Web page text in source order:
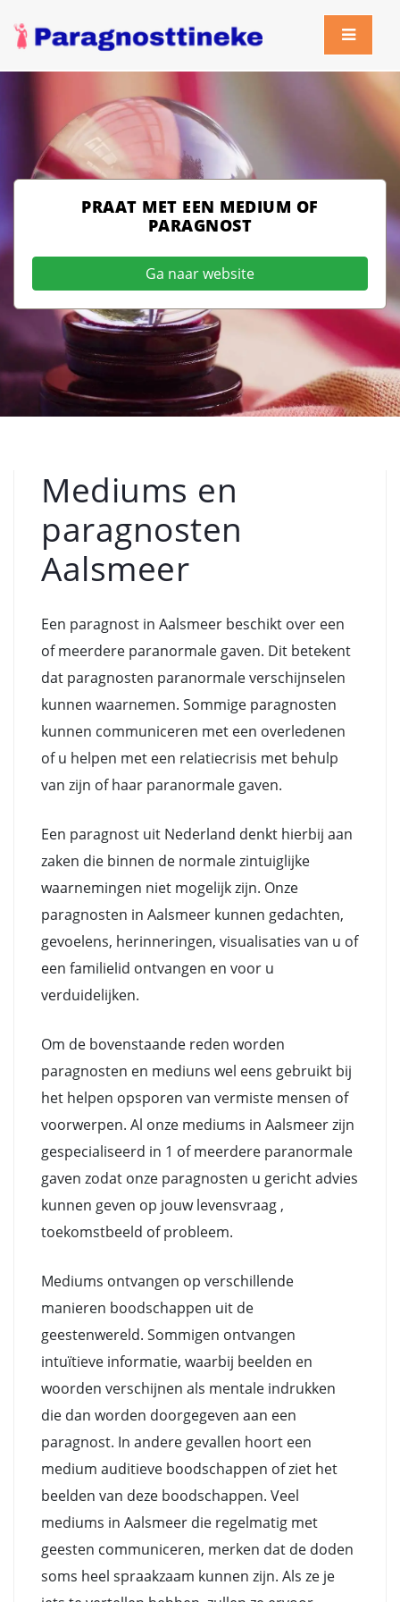
PRAAT MET EEN MEDIUM OF
PARAGNOST
Ga naar website
Mediums en
paragnosten
Aalsmeer
Een paragnost in Aalsmeer beschikt over een
of meerdere paranormale gaven. Dit betekent
dat paragnosten paranormale verschijnselen
kunnen waarnemen. Sommige paragnosten
kunnen communiceren met een overledenen
of u helpen met een relatiecrisis met behulp
van zijn of haar paranormale gaven.
Een paragnost uit Nederland denkt hierbij aan
zaken die binnen de normale zintuiglijke
waarnemingen niet mogelijk zijn. Onze
paragnosten in Aalsmeer kunnen gedachten,
gevoelens, herinneringen, visualisaties van u of
een familielid ontvangen en voor u
verduidelijken.
Om de bovenstaande reden worden
paragnosten en mediuns wel eens gebruikt bij
het helpen opsporen van vermiste mensen of
voorwerpen. Al onze mediums in Aalsmeer zijn
gespecialiseerd in 1 of meerdere paranormale
gaven zodat onze paragnosten u gericht advies
kunnen geven op jouw levensvraag ,
toekomstbeeld of probleem.
Mediums ontvangen op verschillende
manieren boodschappen uit de
geestenwereld. Sommigen ontvangen
intuïtieve informatie, waarbij beelden en
woorden verschijnen als mentale indrukken
die dan worden doorgegeven aan een
paragnost. In andere gevallen hoort een
medium auditieve boodschappen of ziet het
beelden van deze boodschappen. Veel
mediums in Aalsmeer die regelmatig met
geesten communiceren, merken dat de doden
soms heel spraakzaam kunnen zijn. Als ze je